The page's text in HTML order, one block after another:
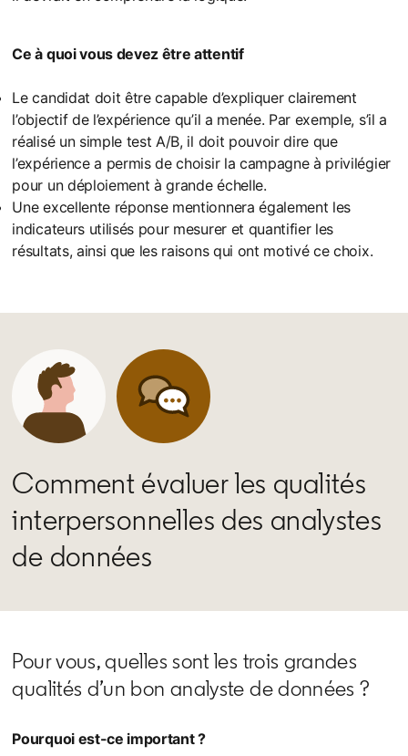
Ce à quoi vous devez être attentif
Le candidat doit être capable d’expliquer clairement
l’objectif de l’expérience qu’il a menée. Par exemple, s’il a
réalisé un simple test A/B, il doit pouvoir dire que
l’expérience a permis de choisir la campagne à privilégier
pour un déploiement à grande échelle.
Une excellente réponse mentionnera également les
indicateurs utilisés pour mesurer et quantifier les
résultats, ainsi que les raisons qui ont motivé ce choix.
Comment évaluer les qualités
interpersonnelles des analystes
de données
Pour vous, quelles sont les trois grandes
qualités d’un bon analyste de données ?
Pourquoi est-ce important ?